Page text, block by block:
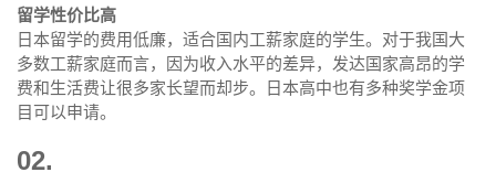
留学性价比高
日本留学的费用低廉，适合国内工薪家庭的学生。对于我国大
多数工薪家庭而言，因为收入水平的差异，发达国家高昂的学
费和生活费让很多家长望而却步。日本高中也有多种奖学金项
目可以申请。
02.